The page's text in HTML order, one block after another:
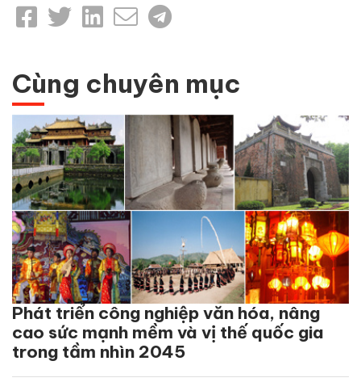
Cùng chuyên mục
Phát triển công nghiệp văn hóa, nâng
cao sức mạnh mềm và vị thế quốc gia
trong tầm nhìn 2045